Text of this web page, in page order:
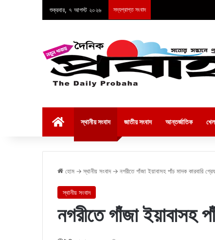
শুক্রবার, ৭ আগস্ট ২০২৬ সদ্যপ্রাপ্ত সংবাদ
স্থানীয় সংবাদ জাতীয় সংবাদ আন্তর্জাতিক
হোম → স্থানীয় সংবাদ → নগরীতে গাঁজা ইয়াবাসহ পাঁচ মাদক কারবারি
স্থানীয় সংবাদ
নগরীতে গাঁজা ইয়াবাসহ